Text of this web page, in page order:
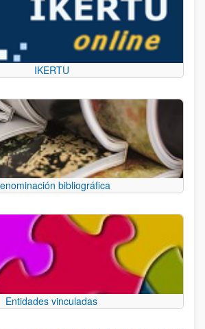
IKERTU
bibliográfica
Entidades vinculadas